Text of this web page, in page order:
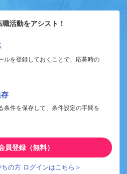
活動をアシスト！
ルを登録しておくことで、応募時の
条件を保存して、条件設定の手間を
員登録（無料）
の方 ログインはこちら＞